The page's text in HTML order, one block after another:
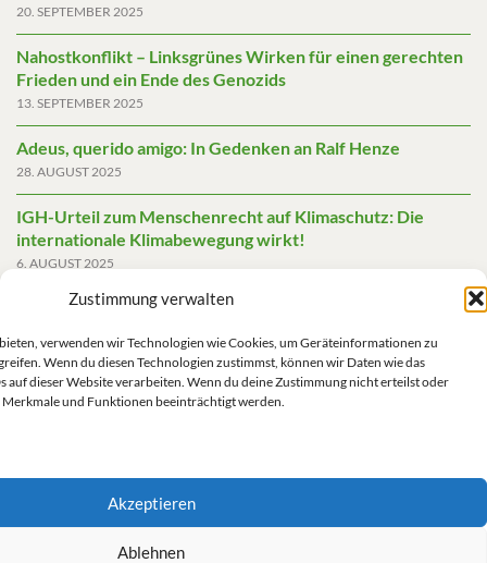
Zustimmung verwalten
verwenden wir Technologien wie Cookies, um Geräteinformationen zu
Wenn du diesen Technologien zustimmst, können wir Daten wie das
auf dieser Website verarbeiten. Wenn du deine Zustimmung nicht erteilst oder
und Funktionen beeinträchtigt werden.
Akzeptieren
Ablehnen
20. SEPTEMBER 2025
Nahostkonflikt – Linksgrünes Wirken für einen gerechten
Frieden und ein Ende des Genozids
13. SEPTEMBER 2025
Adeus, querido amigo: In Gedenken an Ralf Henze
28. AUGUST 2025
IGH-Urteil zum Menschenrecht auf Klimaschutz: Die
internationale Klimabewegung wirkt!
6. AUGUST 2025
Friedensgutachten 2025
Die AfD mit mehr Demokratie wegregieren
14. MAI 2025
Impressum/Datenschutz